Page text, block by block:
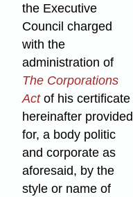
the Executive
Council charged
with the
administration of
The Corporations
Actof his certificate
hereinafter provided
for, a body politic
and corporate as
aforesaid, by the
style or name of